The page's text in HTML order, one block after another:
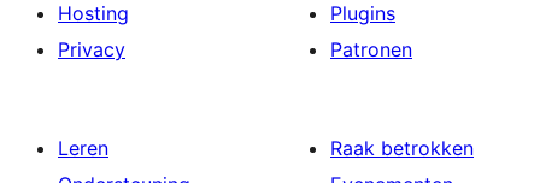
Hosting
Privacy
Plugins
Patronen
Leren
Raak betrokken